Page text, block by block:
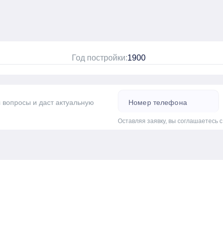
Год постройки:1900
и даст актуальную
Оставляя заявку, вы соглашаетесь с